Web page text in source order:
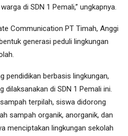
di SDN 1 Pemali,” ungkapnya.
Communication PT Timah, Anggi
generasi peduli lingkungan
pendidikan berbasis lingkungan,
dilaksanakan di SDN 1 Pemali ini.
terpilah, siswa didorong
sampah organik, anorganik, dan
menciptakan lingkungan sekolah